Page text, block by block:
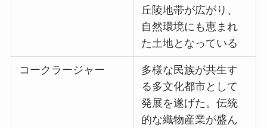
丘陵地帯が広がり、
自然環境にも恵まれ
た土地となっている
コークラージャー
多様な民族が共生す
る多文化都市として
発展を遂げた。伝統
的な織物産業が盛ん